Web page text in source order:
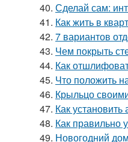
40. Сделай сам:
41. Как жить в
42. 7 вариантов
43. Чем покрыть
44. Как
45. Что положить
46. Крыльцо
47. Как
48. Как правильно
49. Новогодний